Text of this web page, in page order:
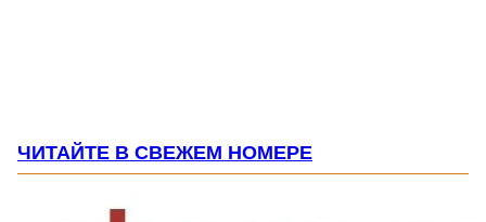
ЧИТАЙТЕ В СВЕЖЕМ НОМЕРЕ